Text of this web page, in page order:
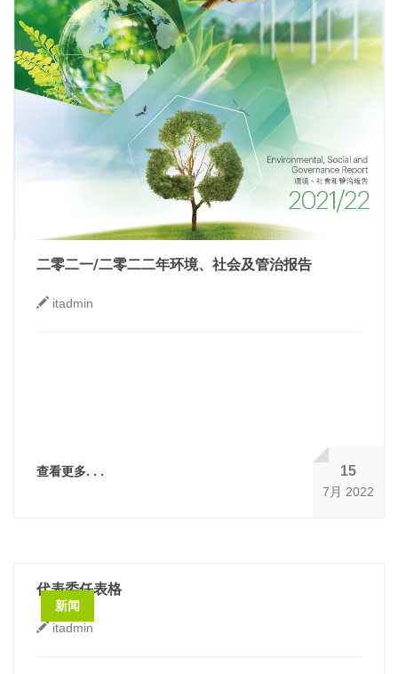
二零二一/二零二二年环境、社会及管治报告
itadmin
查看更多. . . 15
7月 2022
新闻
代表委任表格
itadmin